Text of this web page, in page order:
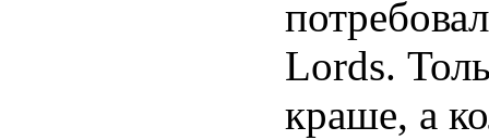
Lords.
краше, а